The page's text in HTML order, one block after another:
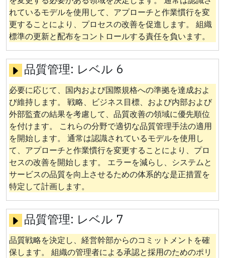
れているモデルを使用して、アプローチと作業慣行を変
更することにより、プロセスの改善を促進します。 組織
標準の更新と配布をコントロールする責任を負います。
品質管理: レベル 6
必要に応じて、国内および国際規格への準拠を達成およ
び維持します。 戦略、ビジネス目標、および内部および
外部監査の結果を考慮して、品質改善の領域に優先順位
を付けます。 これらの分野で適切な品質管理手法の適用
を開始します。 通常は認識されているモデルを使用し
て、アプローチと作業慣行を変更することにより、プロ
セスの改善を開始します。 エラーを減らし、システムと
サービスの品質を向上させるための体系的な是正措置を
特定して計画します。
品質管理: レベル 7
品質戦略を決定し、経営幹部からのコミットメントを確
保します。 組織の管理者による承認と採用のためのポリ